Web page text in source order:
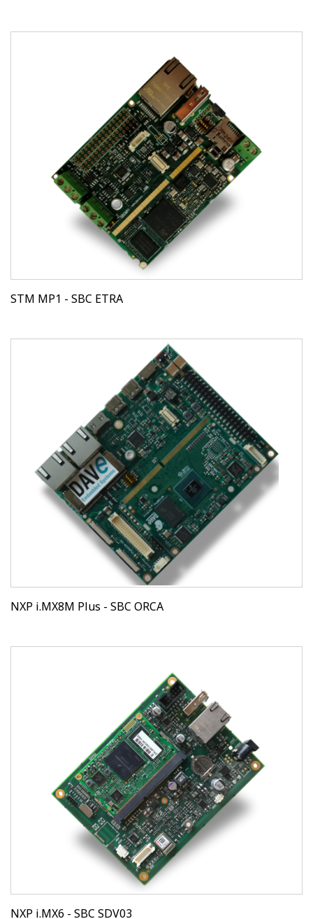
STM MP1 - SBC ETRA
NXP i.MX8M Plus - SBC ORCA
NXP i.MX6 - SBC SDV03